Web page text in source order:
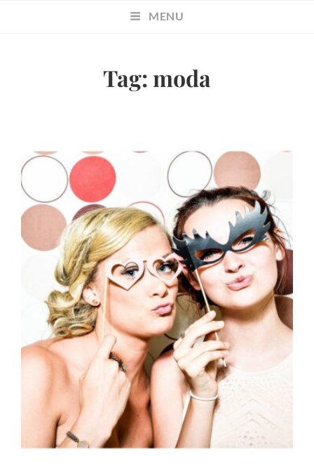
MENU
Tag:moda